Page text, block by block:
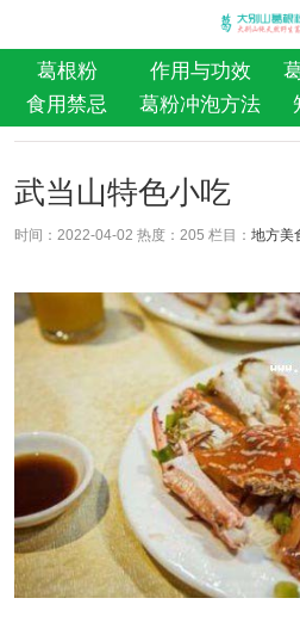
葛根粉 作用与功效
食用禁忌
葛粉冲泡方法
武当山特色小吃
时间：2022-04-02 热度： 205 栏目： 地方美